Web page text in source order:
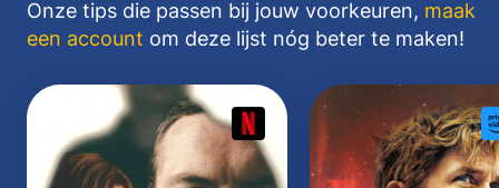
Onze tips die passen bij jouw voorkeuren, maak
een account om deze lijst nóg beter te maken!